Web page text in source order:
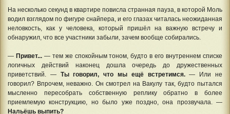
На несколько секунд в квартире повисла странная пауза, в которой Моль
водил взглядом по фигуре снайпера, и его глазах читалась неожиданная
неловкость, как у человека, который пришёл на важную встречу и
обнаружил, что все участники забыли, зачем вообще собирались.
— Привет... — тем же спокойным тоном, будто в его внутреннем списке
логичных действий наконец дошла очередь до дружественных
приветствий. — Ты говорил, что мы ещё встретимся.— Или не
говорил? Впрочем, неважно. Он смотрел на Вакулу так, будто пытался
мысленно пересобрать собственную реплику обратно в более
приемлемую конструкцию, но было уже поздно, она прозвучала. —
Нальёшь выпить?